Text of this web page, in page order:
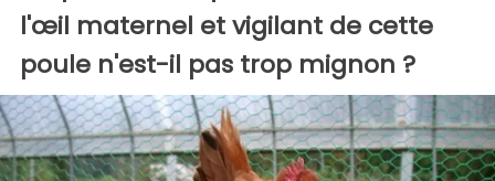
l'œil maternel et vigilant de cette
poule n'est-il pas trop mignon ?